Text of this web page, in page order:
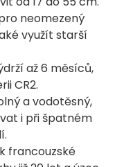
neomezený
využít starší
až 6 měsíců,
CR2.
a vodotěsný,
i při špatném
francouzské